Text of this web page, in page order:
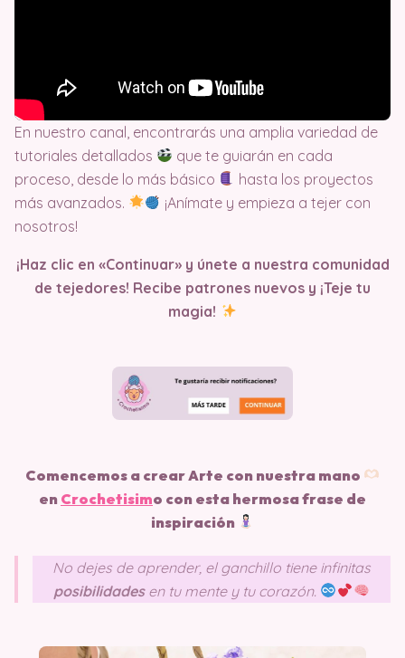
En nuestro canal, encontrarás una amplia variedad de
tutoriales detallados
que te guiarán en cada
proceso, desde lo más básico
hasta los proyectos
más avanzados.
¡Anímate y empieza a tejer con
nosotros!
¡Haz clic en «Continuar» y únete a nuestra comunidad
de tejedores! Recibe patrones nuevos y ¡Teje tu
magia!
Comencemos a crear Arte con nuestra mano
en Crochetisimo con esta hermosa frase de
inspiración
No dejes de aprender, el ganchillo tiene infinitas
posibilidadesen tu mente y tu corazón.